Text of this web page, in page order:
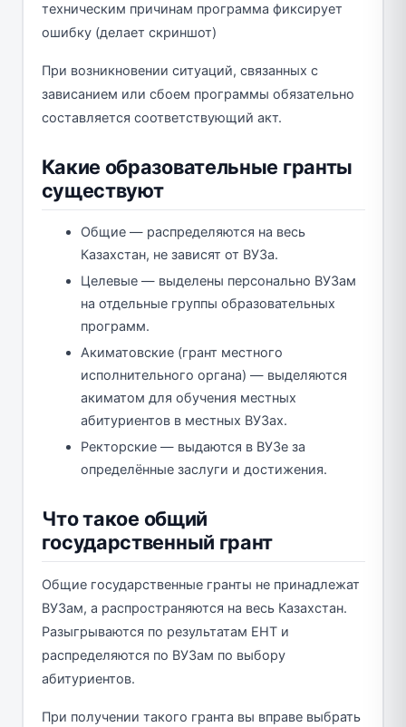
техническим причинам программа фиксирует
ошибку (делает скриншот)
При возникновении ситуаций, связанных с
зависанием или сбоем программы обязательно
составляется соответствующий акт.
Какие образовательные гранты
существуют
Общие — распределяются на весь
Казахстан, не зависят от ВУЗа.
Целевые — выделены персонально ВУЗам
на отдельные группы образовательных
программ.
Акиматовские (грант местного
исполнительного органа) — выделяются
акиматом для обучения местных
абитуриентов в местных ВУЗах.
Ректорские — выдаются в ВУЗе за
определённые заслуги и достижения.
Что такое общий
государственный грант
Общие государственные гранты не принадлежат
ВУЗам, а распространяются на весь Казахстан.
Разыгрываются по результатам ЕНТ и
распределяются по ВУЗам по выбору
абитуриентов.
При получении такого гранта вы вправе выбрать